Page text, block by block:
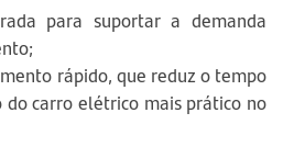
para suportar a demanda
rápido, que reduz o tempo
carro elétrico mais prático no